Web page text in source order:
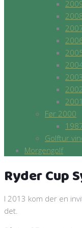
2003
2002
2001
Før 2000
Golftur
Morgengolf
Ryder Cup
I 2013 kom der en
det.